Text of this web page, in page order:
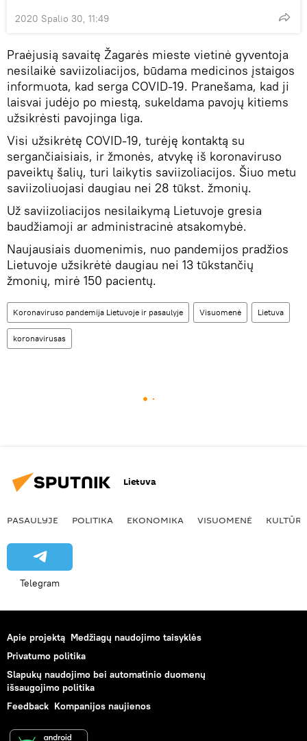
2020 Spalio 30, 11:49
Praėjusią savaitę Žagarės mieste vietinė gyventoja
nesilaikė saviizoliacijos, būdama medicinos įstaigos
informuota, kad serga COVID-19. Pranešama, kad ji
laisvai judėjo po miestą, sukeldama pavojų kitiems
užsikrėsti pavojinga liga.
Visi užsikrėtę COVID-19, turėję kontaktą su
sergančiaisiais, ir žmonės, atvykę iš koronaviruso
paveiktų šalių, turi laikytis saviizoliacijos. Šiuo metu
saviizoliuojasi daugiau nei 28 tūkst. žmonių.
Už saviizoliacijos nesilaikymą Lietuvoje gresia
baudžiamoji ar administracinė atsakomybė.
Naujausiais duomenimis, nuo pandemijos pradžios
Lietuvoje užsikrėtė daugiau nei 13 tūkstančių
žmonių, mirė 150 pacientų.
Koronaviruso pandemija Lietuvoje ir pasaulyje Visuomenė Lietuva
koronavirusas
Lietuva
PASAULYJE POLITIKA EKONOMIKA VISUOMENĖ KULTŪRA
Telegram
Apie projektą Medžiagų naudojimo taisyklės
Privatumo politika
Slapukų naudojimo bei automatinio duomenų
išsaugojimo politika
Feedback Kompanijos naujienos